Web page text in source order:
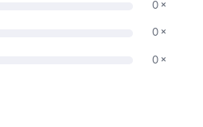
0 ×
0 ×
0 ×